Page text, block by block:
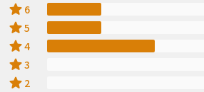
star 6
star5
star4
star3
star 2